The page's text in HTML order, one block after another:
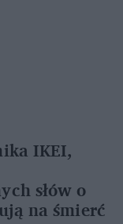
IKEI,
słów o
na śmierć